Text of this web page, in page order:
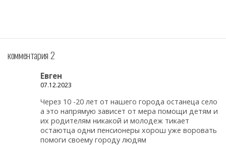
комментария 2
Евген
07.12.2023
Через 10 -20 лет от нашего города останеца село
а это напрямую зависет от мера помощи детям и
их родителям никакой и молодеж тикает
остаютца одни пенсионеры хорош уже воровать
помоги своему городу людям